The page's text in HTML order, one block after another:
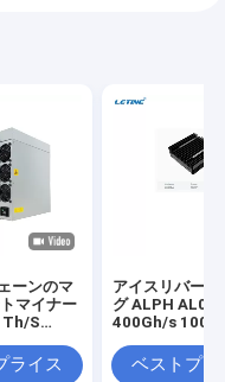
ーンのマ
マイナー
S
アルゴリ
ックマイ
ライス
アイスリバーマ
グ ALPH AL0
400Gh/s 100W
ックマイナー
ベストプラ